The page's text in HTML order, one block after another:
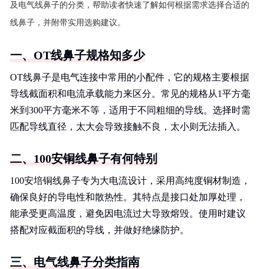
及电气线鼻子的分类，帮助读者快速了解如何根据需求选择合适的
线鼻子，并附带实用选购建议。
一、OT线鼻子规格知多少
OT线鼻子是电气连接中常用的小配件，它的规格主要根据
导线截面积和电流承载能力来区分。常见的规格从1平方毫
米到300平方毫米不等，适用于不同粗细的导线。选择时需
匹配导线直径，太大会导致接触不良，太小则无法插入。
二、100安铜线鼻子有何特别
100安培铜线鼻子专为大电流设计，采用高纯度铜材制造，
确保良好的导电性和散热性。其特点是接口处加厚处理，
能承受更高温度，避免因电流过大导致熔毁。使用时建议
搭配对应截面积的导线，并做好绝缘防护。
三、电气线鼻子分类指南